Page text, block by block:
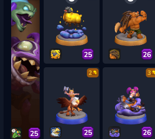
25
25 26
2
25
3
26